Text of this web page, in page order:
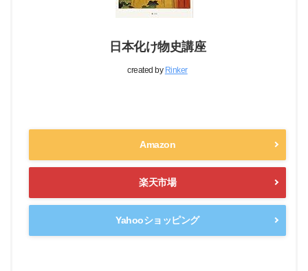
日本化け物史講座
created by Rinker
Amazon
楽天市場
Yahooショッピング